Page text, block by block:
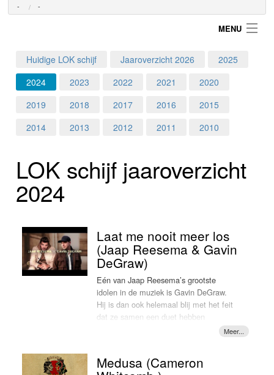
- -
MENU
Login
Home
Programma's
Nieuws
Foto's
Webcam
Huidige LOK schijf Jaaroverzicht 2026
2025
2024
2023 2022 2021
2020
2019
2018 2017 2016
2015
2014
2013 2012 2011 2010
LOK schijf jaar­over­zicht
2024
Laat me nooit meer los
(Jaap Reesema & Gavin
DeGraw)
Eén van Jaap Reesema’s grootste
idolen in de muziek is Gavin DeGraw.
Hij is dan ook helemaal blij met het feit
dat ze samen een duet hebben
opgenomen. Het gaat om een nieuwe
Reesema’s album 'Als je voor me staat'.
Medusa (Cameron